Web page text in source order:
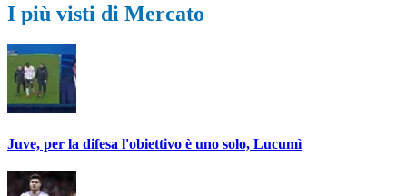
I più visti di Mercato
Juve, per la difesa l'obiettivo è uno solo, Lucumì